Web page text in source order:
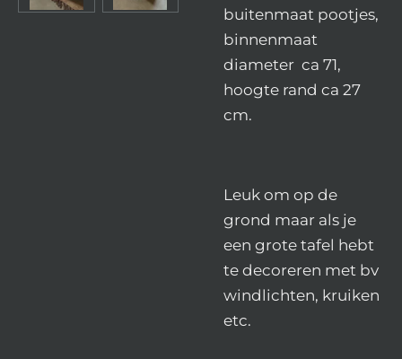
buitenmaat pootjes,
binnenmaat
diameter ca 71,
hoogte rand ca 27
cm.
Leuk om op de
grond maar als je
een grote tafel hebt
te decoreren met bv
windlichten, kruiken
etc.